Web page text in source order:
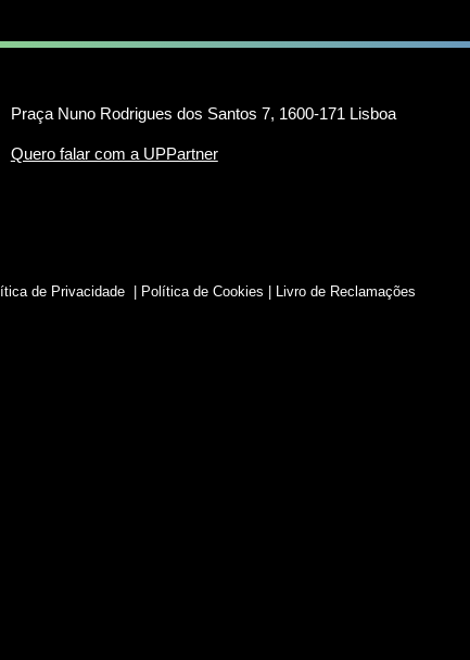
Praça Nuno Rodrigues dos Santos 7, 1600-171 Lisboa
Quero falar com a UPPartner
de Privacidade Política de Cookies Livro de Reclamações